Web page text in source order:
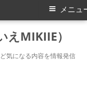
えMIKIIE）
気になる内容を情報発信
メニュ